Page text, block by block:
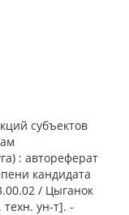
субъектов
: автореферат
кандидата
/ Цыганок
ун-т]. -